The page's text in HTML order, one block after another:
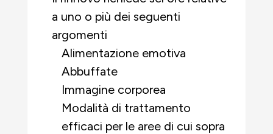
a uno o più dei seguenti
argomenti
Alimentazione emotiva
Abbuffate
Immagine corporea
Modalità di trattamento
efficaci per le aree di cui sopra